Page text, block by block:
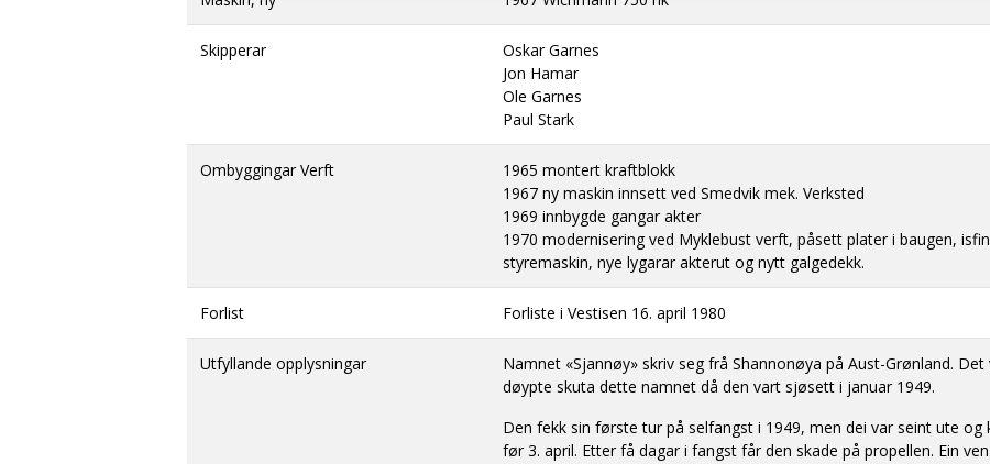
Skipperar
Oskar Garnes
Jon Hamar
Ole Garnes
Paul Stark
Ombyggingar Verft
1965 montert kraftblokk
1967 ny maskin innsett ved Smedvik mek. Verksted
1969 innbygde gangar akter
1970 modernisering ved Myklebust verft, påsett plater i baugen,
styremaskin, nye lygarar akterut og nytt galgedekk.
Forlist Forliste i Vestisen 16. april 1980
Utfyllande opplysningar
Namnet «Sjannøy» skriv seg frå Shannonøya på Aust-Grønland.
døypte skuta dette namnet då den vart sjøsett i januar 1949.
Den fekk sin første tur på selfangst i 1949, men dei var seint ute
før 3. april. Etter få dagar i fangst får den skade på propellen. Ein